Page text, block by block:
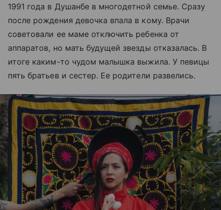
1991 года в Душанбе в многодетной семье. Сразу
после рождения девочка впала в кому. Врачи
советовали ее маме отключить ребенка от
аппаратов, но мать будущей звезды отказалась. В
итоге каким-то чудом малышка выжила. У певицы
пять братьев и сестер. Ее родители развелись.